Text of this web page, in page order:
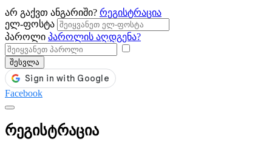
არ გაქვთ ანგარიში? რეგისტრაცია
ელ-ფოსტა
პაროლი პაროლის აღდგენა?
შესვლა
Facebook
რეგისტრაცია